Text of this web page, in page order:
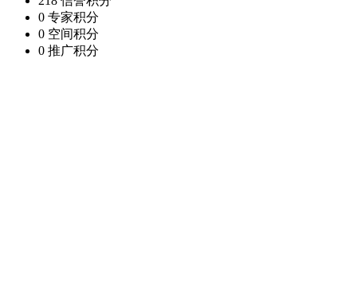
0 专家积分
0 空间积分
0 推广积分